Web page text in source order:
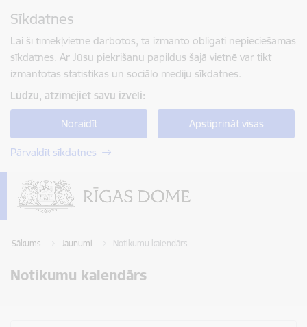
Sīkdatnes
Lai šī tīmekļvietne darbotos, tā izmanto obligāti nepieciešamās
sīkdatnes. Ar Jūsu piekrišanu papildus šajā vietnē var tikt
izmantotas statistikas un sociālo mediju sīkdatnes.
Lūdzu, atzīmējiet savu izvēli:
Noraidīt Apstiprināt visas
Pārvaldīt sīkdatnes
Sākums Jaunumi Notikumu kalendārs
Notikumu kalendārs